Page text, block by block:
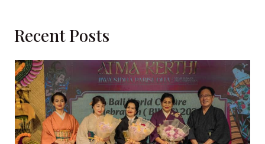
Recent Posts